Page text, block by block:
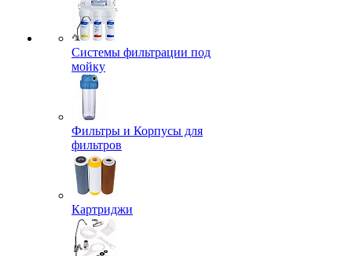
Системы фильтрации под
мойку
Фильтры и Корпусы для
фильтров
Картриджи